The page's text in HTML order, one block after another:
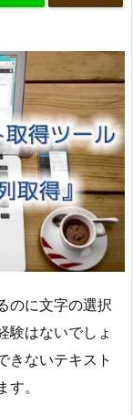
のに文字の選択
はないでしょ
ないテキスト
。